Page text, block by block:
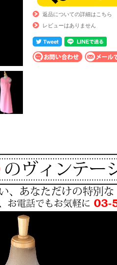
返品についての詳細はこちら
レビューはありません